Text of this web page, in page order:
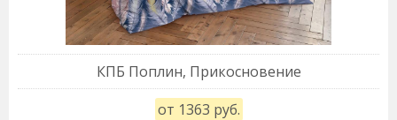
КПБ Поплин, Прикосновение
от 1363 руб.